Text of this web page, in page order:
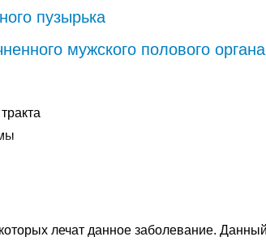
пузырька
мужского полового органа
лечат данное заболевание. Данный